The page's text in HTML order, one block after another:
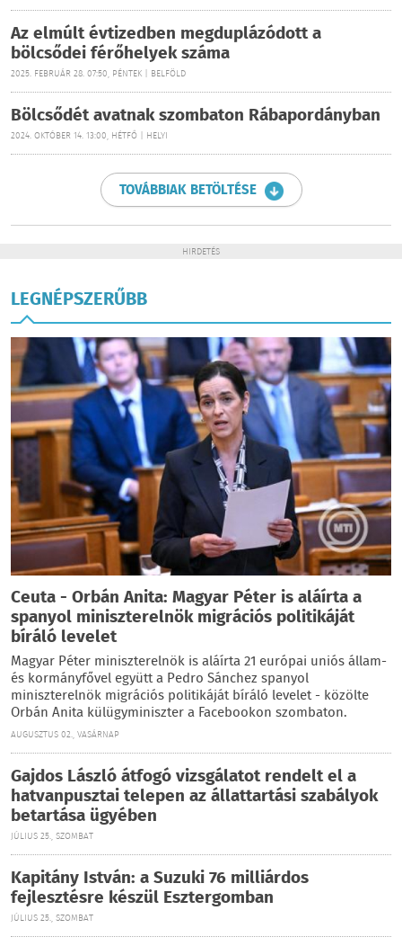
Az elmúlt évtizedben megduplázódott a
bölcsődei férőhelyek száma
2025. FEBRUÁR 28. 07:50, PÉNTEK | BELFÖLD
Bölcsődét avatnak szombaton Rábapordányban
2024. OKTÓBER 14. 13:00, HÉTFŐ | HELYI
TOVÁBBIAK BETÖLTÉSE
HIRDETÉS
LEGNÉPSZERŰBB
Ceuta - Orbán Anita: Magyar Péter is aláírta a
spanyol miniszterelnök migrációs politikáját
bíráló levelet
Magyar Péter miniszterelnök is aláírta 21 európai uniós állam-
és kormányfővel együtt a Pedro Sánchez spanyol
miniszterelnök migrációs politikáját bíráló levelet - közölte
Orbán Anita külügyminiszter a Facebookon szombaton.
AUGUSZTUS 02., VASÁRNAP
Gajdos László átfogó vizsgálatot rendelt el a
hatvanpusztai telepen az állattartási szabályok
betartása ügyében
JÚLIUS 25., SZOMBAT
Kapitány István: a Suzuki 76 milliárdos
fejlesztésre készül Esztergomban
JÚLIUS 25., SZOMBAT